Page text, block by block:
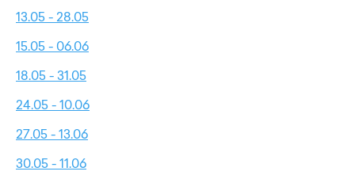
13.05 - 28.05
15.05 - 06.06
18.05 - 31.05
24.05 - 10.06
27.05 - 13.06
30.05 - 11.06